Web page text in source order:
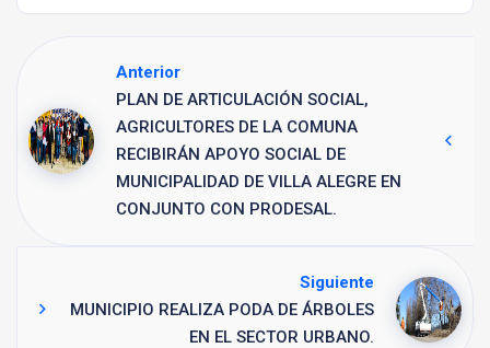
Anterior
PLAN DE ARTICULACIÓN SOCIAL,
AGRICULTORES DE LA COMUNA
RECIBIRÁN APOYO SOCIAL DE
MUNICIPALIDAD DE VILLA ALEGRE EN
CONJUNTO CON PRODESAL.
Siguiente
MUNICIPIO REALIZA PODA DE ÁRBOLES
EN EL SECTOR URBANO.